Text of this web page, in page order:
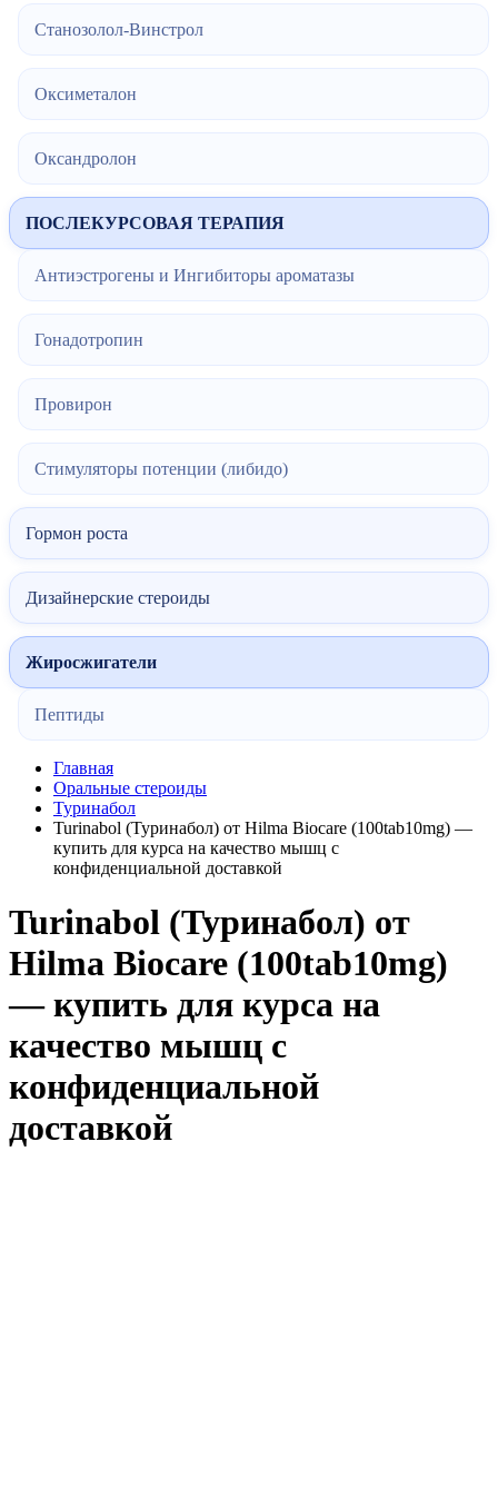
Станозолол-Винстрол
Оксиметалон
Оксандролон
ПОСЛЕКУРСОВАЯ ТЕРАПИЯ
Антиэстрогены и Ингибиторы ароматазы
Гонадотропин
Провирон
Стимуляторы потенции (либидо)
Гормон роста
Дизайнерские стероиды
Жиросжигатели
Пептиды
Главная
Оральные стероиды
Туринабол
Turinabol (Туринабол) от Hilma Biocare (100tab10mg) —
купить для курса на качество мышц с
конфиденциальной доставкой
Turinabol (Туринабол) от
Hilma Biocare (100tab10mg)
— купить для курса на
качество мышц с
конфиденциальной
доставкой